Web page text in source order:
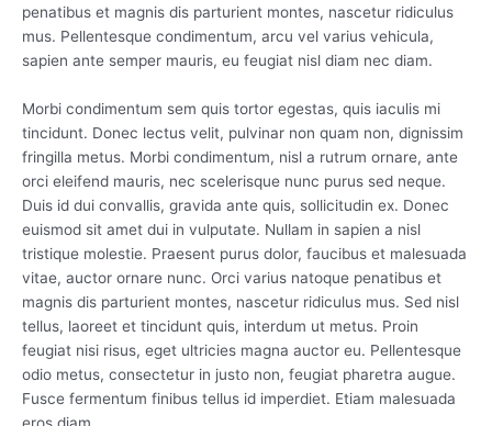
penatibus et magnis dis parturient montes, nascetur ridiculus
mus. Pellentesque condimentum, arcu vel varius vehicula,
sapien ante semper mauris, eu feugiat nisl diam nec diam.
Morbi condimentum sem quis tortor egestas, quis iaculis mi
tincidunt. Donec lectus velit, pulvinar non quam non, dignissim
fringilla metus. Morbi condimentum, nisl a rutrum ornare, ante
orci eleifend mauris, nec scelerisque nunc purus sed neque.
Duis id dui convallis, gravida ante quis, sollicitudin ex. Donec
euismod sit amet dui in vulputate. Nullam in sapien a nisl
tristique molestie. Praesent purus dolor, faucibus et malesuada
vitae, auctor ornare nunc. Orci varius natoque penatibus et
magnis dis parturient montes, nascetur ridiculus mus. Sed nisl
tellus, laoreet et tincidunt quis, interdum ut metus. Proin
feugiat nisi risus, eget ultricies magna auctor eu. Pellentesque
odio metus, consectetur in justo non, feugiat pharetra augue.
Fusce fermentum finibus tellus id imperdiet. Etiam malesuada